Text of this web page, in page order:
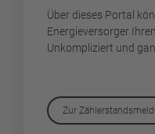
Über dieses Portal
Energieversorger
Unkompliziert und
Zur